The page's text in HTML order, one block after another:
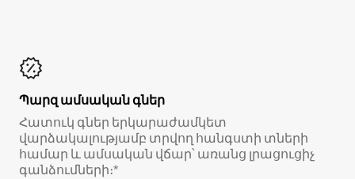
Պարզ ամսական գներ
Հատուկ գներ երկարաժամկետ
վարձակալությամբ տրվող հանգստի տների
համար և ամսական վճար՝ առանց լրացուցիչ
գանձումների։*